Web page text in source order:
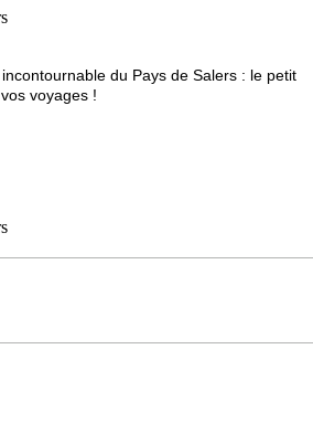
du Pays de Salers : le petit
voyages !